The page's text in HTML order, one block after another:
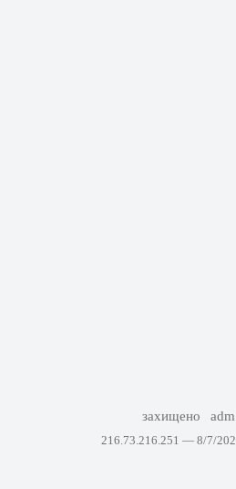
захищено
216.73.216.251 — 8/7/